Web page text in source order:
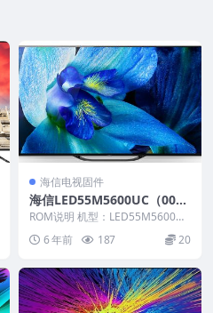
海信电视固件
海信LED55M5600UC（000
2）BOM3_C004_20171031
官方原厂USB刷机电视固件包
ROM说明 机型：LED55M5600UC
固件版本：（0002） BOM：3 ...
6 年前 187 20